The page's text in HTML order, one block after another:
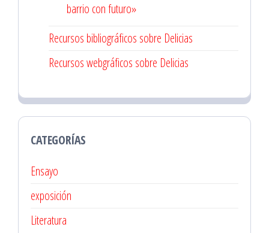
barrio con futuro»
Recursos bibliográficos sobre Delicias
Recursos webgráficos sobre Delicias
CATEGORÍAS
Ensayo
exposición
Literatura